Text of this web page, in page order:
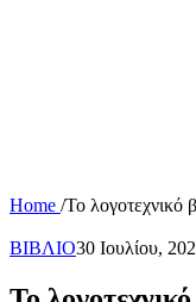
Home /Το λογοτεχνικό
ΒΙΒΛΙΟ30 Ιουλίου,